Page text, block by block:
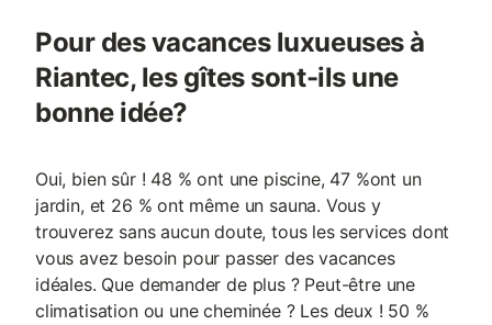
Pour des vacances luxueuses à
Riantec, les gîtes sont-ils une
bonne idée?
Oui, bien sûr ! 48 % ont une piscine, 47 %ont un
jardin, et 26 % ont même un sauna. Vous y
trouverez sans aucun doute, tous les services dont
vous avez besoin pour passer des vacances
idéales. Que demander de plus ? Peut-être une
climatisation ou une cheminée ? Les deux ! 50 %